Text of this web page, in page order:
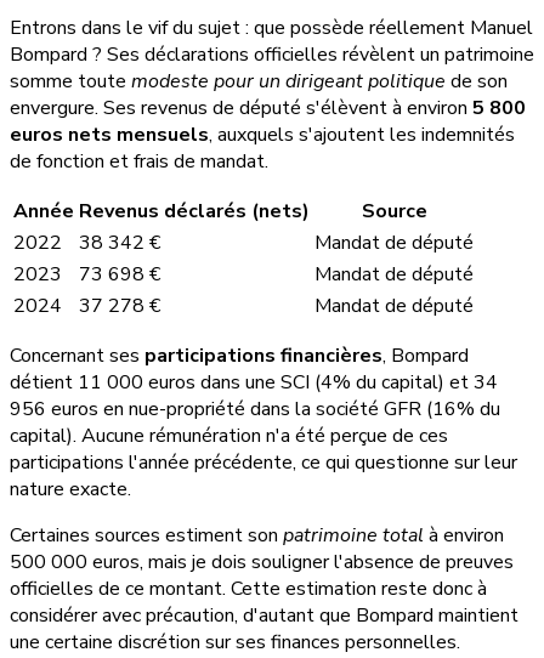
Entrons dans le vif du sujet : que possède réellement Manuel
Bompard ? Ses déclarations officielles révèlent un patrimoine
somme toute modeste pour un dirigeant politique de son
envergure. Ses revenus de député s'élèvent à environ 5 800
euros nets mensuels, auxquels s'ajoutent les indemnités
de fonction et frais de mandat.
Année Revenus déclarés (nets)
Source
2022
38 342 €
Mandat de député
2023
73 698 €
Mandat de député
2024
37 278 €
Mandat de député
Concernant ses participations financières, Bompard
détient 11 000 euros dans une SCI (4% du capital) et 34
956 euros en nue-propriété dans la société GFR (16% du
capital). Aucune rémunération n'a été perçue de ces
participations l'année précédente, ce qui questionne sur leur
nature exacte.
Certaines sources estiment son patrimoine total à environ
500 000 euros, mais je dois souligner l'absence de preuves
officielles de ce montant. Cette estimation reste donc à
considérer avec précaution, d'autant que Bompard maintient
une certaine discrétion sur ses finances personnelles.